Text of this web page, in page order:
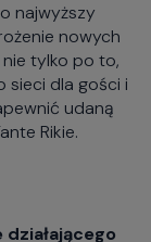
najwyższy
nowych
tylko po to,
sieci dla gości i
udaną
Rikie.